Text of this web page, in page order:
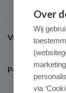
Veel gestelde
Populaire
Over
Wij
via